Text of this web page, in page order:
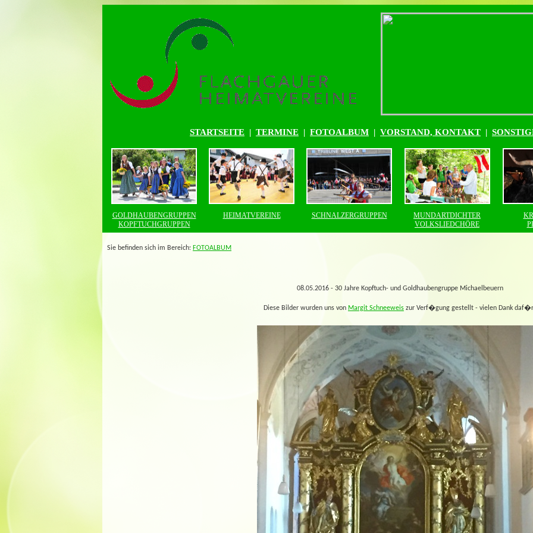
STARTSEITE | TERMINE | FOTOALBUM | VORSTAND, KONTAKT |
GOLDHAUBENGRUPPEN
KOPFTUCHGRUPPEN
HEIMATVEREINE SCHNALZERGRUPPEN
MUNDARTDICHTER
VOLKSLIEDCHÖRE
Sie befinden sich im Bereich: FOTOALBUM
08.05.2016 - 30 Jahre Kopftuch- und Goldhaubengruppe Michaelbeuern
Diese Bilder wurden uns von Margit Schneeweis zur Verf�gung gestellt - vielen Dank